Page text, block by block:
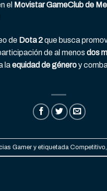
el Movistar GameClub de
de Dota 2que busca
de al menos dos
laequidad de géneroy
Gamer y etiquetadaCompetitivo